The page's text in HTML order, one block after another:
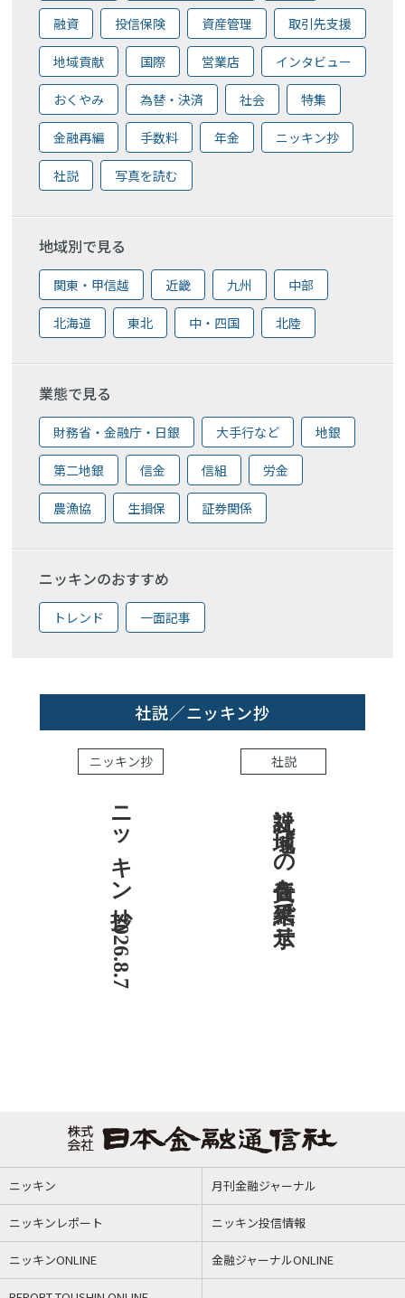
融資 投信保険 資産管理 取引先支援
地域貢献 国際 営業店 インタビュー
おくやみ 為替・決済 社会 特集
金融再編 手数料 年金 ニッキン抄
社説 写真を読む
地域別で見る
関東・甲信越 近畿 九州 中部
北海道 東北 中・四国 北陸
業態で見る
財務省・金融庁・日銀 大手行など 地銀
第二地銀 信金 信組 労金
農漁協 生損保 証券関係
ニッキンのおすすめ
トレンド 一面記事
社説／ニッキン抄
ニッキン抄
ニッキン抄 2026.8.7
社説
社説 地域への責任を結果で示せ
ニッキン 月刊金融ジャーナル
ニッキンレポート ニッキン投信情報
ニッキンONLINE 金融ジャーナルONLINE